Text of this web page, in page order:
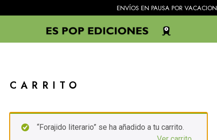
ENVÍOS EN PAUSA POR
CARRITO
“Forajido literario” se ha añadido a tu carrito.